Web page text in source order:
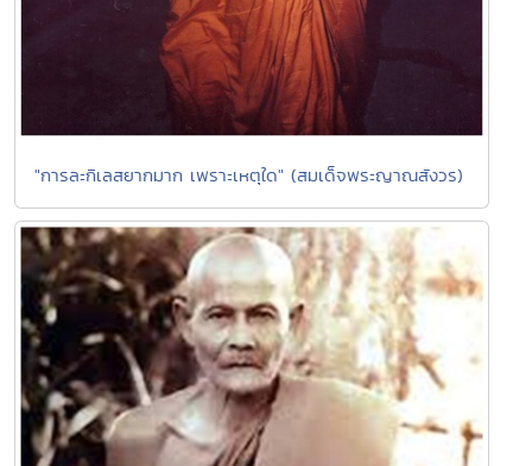
"การละกิเลสยากมาก เพราะเหตุใด" (สมเด็จพระญาณสังวร)